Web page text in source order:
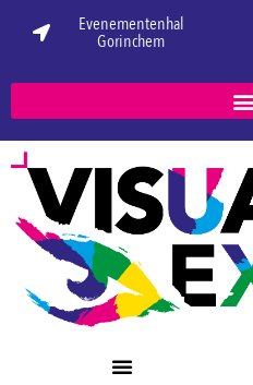
Evenementenhal
Gorinchem